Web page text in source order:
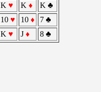
K ♥ K ♦
K ♣️
10 ♥ 10 ♦
7 ♣️
K ♥ J ♦ 8 ♣️